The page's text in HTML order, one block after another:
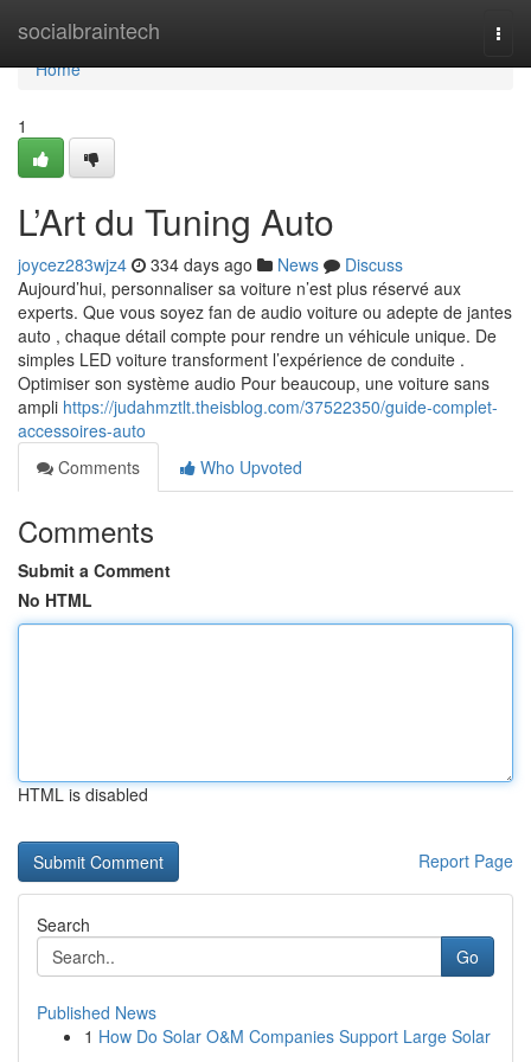
socialbraintech
Home
Home
1
L’Art du Tuning Auto
joycez283wjz4 334 days ago News
Discuss
Aujourd’hui, personnaliser sa voiture n’est plus réservé aux
experts. Que vous soyez fan de audio voiture ou adepte de jantes
auto , chaque détail compte pour rendre un véhicule unique. De
simples LED voiture transforment l’expérience de conduite .
Optimiser son système audio Pour beaucoup, une voiture sans
ampli https://judahmztlt.theisblog.com/37522350/guide-complet-
accessoires-auto
Comments
Who Upvoted
Comments
Submit a Comment
No HTML
HTML is disabled
Report Page
Search
Go
Published News
1 How Do Solar O&M Companies Support Large Solar